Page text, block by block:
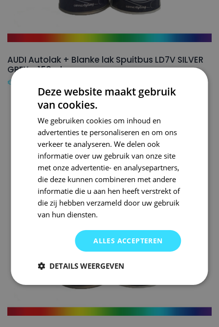
AUDI Autolak + Blanke lak Spuitbus LD7V SILVER
GREY – 150ml
€
Deze website maakt gebruik
van cookies.
We gebruiken cookies om inhoud en
advertenties te personaliseren en om ons
verkeer te analyseren. We delen ook
informatie over uw gebruik van onze site
met onze advertentie- en analysepartners,
die deze kunnen combineren met andere
informatie die u aan hen heeft verstrekt of
die zij hebben verzameld door uw gebruik
van hun diensten.
ALLES ACCEPTEREN
DETAILS WEERGEVEN